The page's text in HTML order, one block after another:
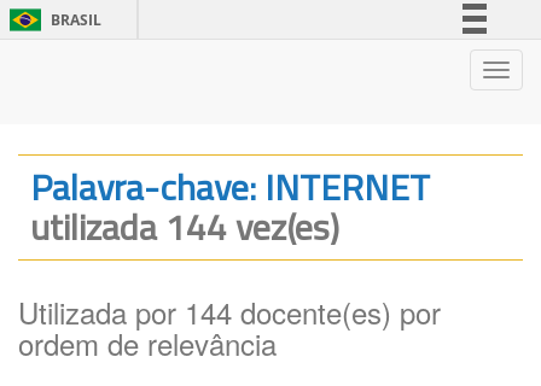
BRASIL
Legislação
Palavra-chave: INTERNET
utilizada 144 vez(es)
Utilizada por 144 docente(es) por
ordem de relevância